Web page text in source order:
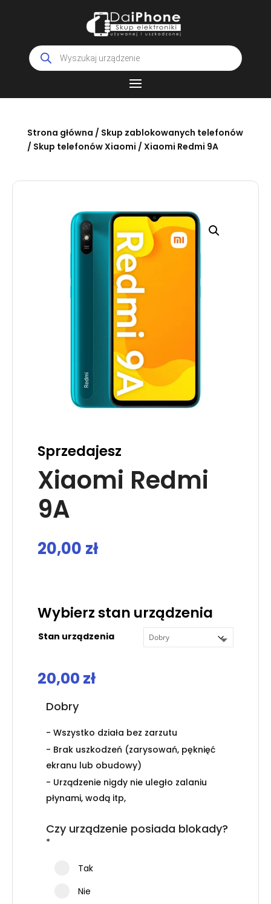
Wyszukiwarka
produktów
Strona główna / Skup zablokowanych telefonów
/ Skup telefonów Xiaomi / Xiaomi Redmi 9A
Sprzedajesz
Xiaomi Redmi
9A
20,00 zł
Wybierz stan urządzenia
Stan urządzenia
20,00 zł
Dobry
- Wszystko działa bez zarzutu
- Brak uszkodzeń (zarysowań, pęknięć
ekranu lub obudowy)
- Urządzenie nigdy nie uległo zalaniu
płynami, wodą itp,
Czy urządzenie posiada blokady?
*
Tak
Nie